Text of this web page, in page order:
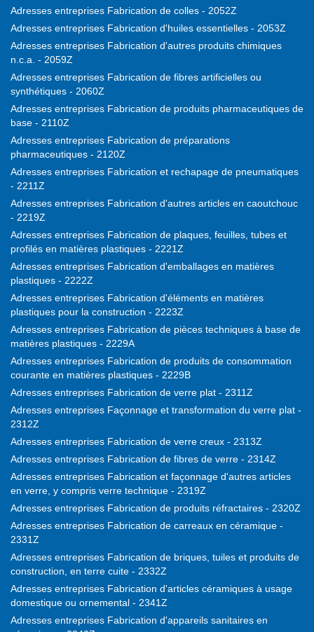
Adresses entreprises Fabrication de colles - 2052Z
Adresses entreprises Fabrication d'huiles essentielles - 2053Z
Adresses entreprises Fabrication d'autres produits chimiques
n.c.a. - 2059Z
Adresses entreprises Fabrication de fibres artificielles ou
synthétiques - 2060Z
Adresses entreprises Fabrication de produits pharmaceutiques de
base - 2110Z
Adresses entreprises Fabrication de préparations
pharmaceutiques - 2120Z
Adresses entreprises Fabrication et rechapage de pneumatiques
- 2211Z
Adresses entreprises Fabrication d'autres articles en caoutchouc
- 2219Z
Adresses entreprises Fabrication de plaques, feuilles, tubes et
profilés en matières plastiques - 2221Z
Adresses entreprises Fabrication d'emballages en matières
plastiques - 2222Z
Adresses entreprises Fabrication d'éléments en matières
plastiques pour la construction - 2223Z
Adresses entreprises Fabrication de pièces techniques à base de
matières plastiques - 2229A
Adresses entreprises Fabrication de produits de consommation
courante en matières plastiques - 2229B
Adresses entreprises Fabrication de verre plat - 2311Z
Adresses entreprises Façonnage et transformation du verre plat -
2312Z
Adresses entreprises Fabrication de verre creux - 2313Z
Adresses entreprises Fabrication de fibres de verre - 2314Z
Adresses entreprises Fabrication et façonnage d'autres articles
en verre, y compris verre technique - 2319Z
Adresses entreprises Fabrication de produits réfractaires - 2320Z
Adresses entreprises Fabrication de carreaux en céramique -
2331Z
Adresses entreprises Fabrication de briques, tuiles et produits de
construction, en terre cuite - 2332Z
Adresses entreprises Fabrication d'articles céramiques à usage
domestique ou ornemental - 2341Z
Adresses entreprises Fabrication d'appareils sanitaires en